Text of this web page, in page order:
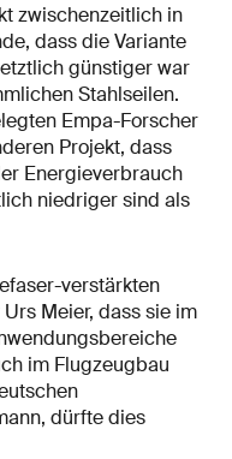
zwischenzeitlich in
dass die Variante
günstiger war
Stahlseilen.
Empa-Forscher
Projekt, dass
Energieverbrauch
niedriger sind als
verstärkten
Meier, dass sie im
im Flugzeugbau
dürfte dies